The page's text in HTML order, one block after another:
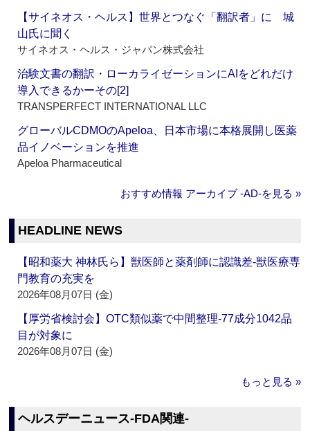
【サイネオス・ヘルス】世界とつなぐ「翻訳者」に 城
山氏に聞く
サイネオス・ヘルス・ジャパン株式会社
治験文書の翻訳・ローカライゼーションにAIをどれだけ
導入できるかーその[2]
TRANSPERFECT INTERNATIONAL LLC
グローバルCDMOのApeloa、日本市場に本格展開し医薬
品イノベーションを推進
Apeloa Pharmaceutical
おすすめ情報 アーカイブ ‐AD‐を見る »
HEADLINE NEWS
【昭和薬大 神林氏ら】獣医師と薬剤師に認識差‐獣医療専
門教育の充実を
2026年08月07日 (金)
【厚労省検討会】OTC類似薬で中間整理‐77成分1042品
目が対象に
2026年08月07日 (金)
もっと見る »
ヘルスデーニュース‐FDA関連‐